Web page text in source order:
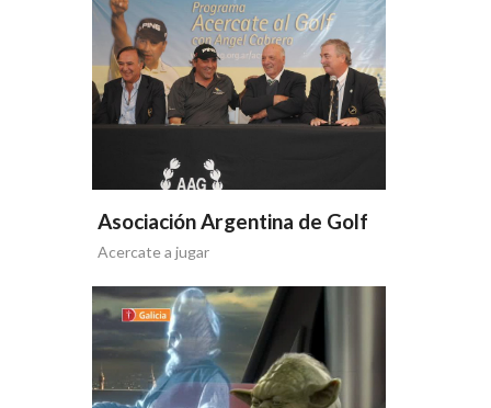
Asociación Argentina de Golf
Acercate a jugar